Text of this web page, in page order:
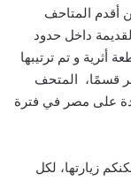
أقدم المتاحف
داخل حدود
و يضم المتحف حوالي 16000 قطعة أثرية و تم ترتيبها
قسمًا، المتحف
على مصر في فترة
زيارتها، لكل